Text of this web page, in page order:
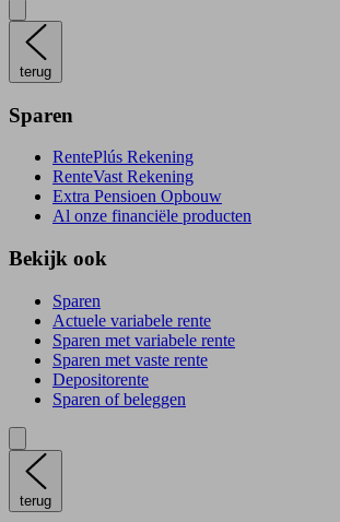
terug
Sparen
RentePlús Rekening
RenteVast Rekening
Extra Pensioen Opbouw
Al onze financiële producten
Bekijk ook
Sparen
Actuele variabele rente
Sparen met variabele rente
Sparen met vaste rente
Depositorente
Sparen of beleggen
terug